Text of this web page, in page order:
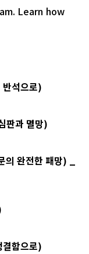
Learn how
석으로)
판과 멸망)
완전한 패망) _
함으로)